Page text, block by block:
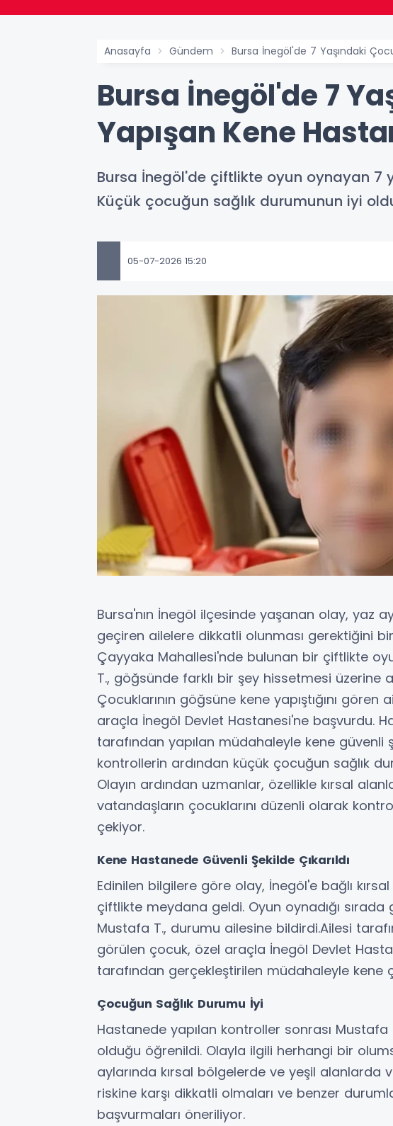
Anasayfa Gündem Bursa İnegöl'de 7 Yaşındaki
Bursa İnegöl'de 7
Yapışan Kene
Bursa İnegöl'de çiftlikte oyun oynayan 7
Küçük çocuğun sağlık durumunun iyi
05-07-2026 15:20
Bursa'nın İnegöl ilçesinde yaşanan olay, yaz
geçiren ailelere dikkatli olunması gerektiğini bir
Çayyaka Mahallesi'nde bulunan bir çiftlikte
T., göğsünde farklı bir şey hissetmesi üzerine
Çocuklarının göğsüne kene yapıştığını
araçla İnegöl Devlet Hastanesi'ne başvurdu.
tarafından yapılan müdahaleyle kene güvenli
kontrollerin ardından küçük çocuğun sağlık
Olayın ardından uzmanlar, özellikle kırsal
vatandaşların çocuklarını düzenli olarak
çekiyor.
Kene Hastanede Güvenli Şekilde Çıkarıldı
Edinilen bilgilere göre olay, İnegöl'e bağlı
çiftlikte meydana geldi. Oyun oynadığı
Mustafa T., durumu ailesine bildirdi.Ailesi
görülen çocuk, özel araçla İnegöl Devlet
tarafından gerçekleştirilen müdahaleyle kene
Çocuğun Sağlık Durumu İyi
Hastanede yapılan kontroller sonrası Mustafa
olduğu öğrenildi. Olayla ilgili herhangi bir
aylarında kırsal bölgelerde ve yeşil alanlarda
riskine karşı dikkatli olmaları ve benzer
başvurmaları öneriliyor.